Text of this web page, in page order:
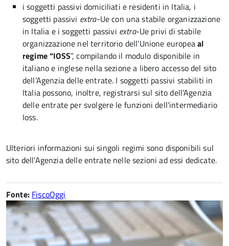
i soggetti passivi domiciliati e residenti in Italia, i
soggetti passivi extra-Ue con una stabile organizzazione
in Italia e i soggetti passivi extra-Ue privi di stabile
organizzazione nel territorio dell’Unione europeaal
regime “IOSS”, compilando il modulo disponibile in
italiano e inglese nella sezione a libero accesso del sito
dell’Agenzia delle entrate. I soggetti passivi stabiliti in
Italia possono, inoltre, registrarsi sul sito dell’Agenzia
delle entrate per svolgere le funzioni dell’intermediario
Ioss.
Ulteriori informazioni sui singoli regimi sono disponibili sul
sito dell’Agenzia delle entrate nelle sezioni ad essi dedicate.
Fonte: FiscoOggi